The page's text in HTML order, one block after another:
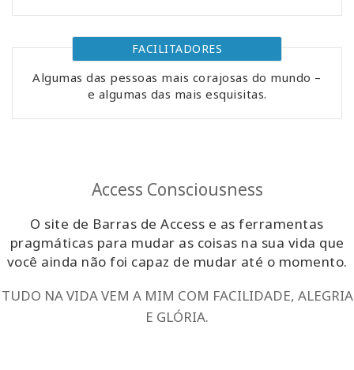
PESQUISAR
FACILITADORES
Algumas das pessoas mais corajosas do mundo –
e algumas das mais esquisitas.
Access Consciousness
O site de Barras de Access e as ferramentas
pragmáticas para mudar as coisas na sua vida que
você ainda não foi capaz de mudar até o momento.
TUDO NA VIDA VEM A MIM COM FACILIDADE, ALEGRIA
E GLÓRIA.